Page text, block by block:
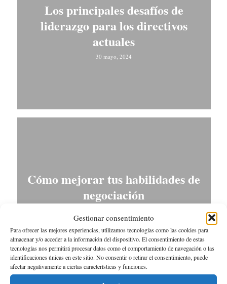
Gestionar consentimiento
Para ofrecer las mejores experiencias, utilizamos tecnologías como las cookies para
almacenar y/o acceder a la información del dispositivo. El consentimiento de estas
tecnologías nos permitirá procesar datos como el comportamiento de navegación o las
identificaciones únicas en este sitio. No consentir o retirar el consentimiento, puede
afectar negativamente a ciertas características y funciones.
Los principales desafíos de
liderazgo para los directivos
actuales
30 mayo, 2024
Cómo mejorar tus habilidades de
negociación